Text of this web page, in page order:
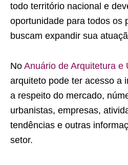
todo território nacional e
oportunidade para todos os
buscam expandir sua
No Anuário de Arquitetura e
arquiteto pode ter acesso a
a respeito do mercado,
urbanistas, empresas,
tendências e outras
setor.